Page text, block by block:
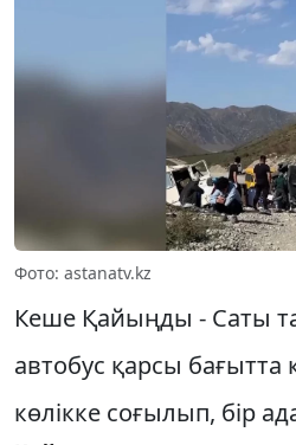
Фото: astanatv.kz
Кеше Қайыңды - Саты
автобус қарсы бағытта
көлікке соғылып, бір